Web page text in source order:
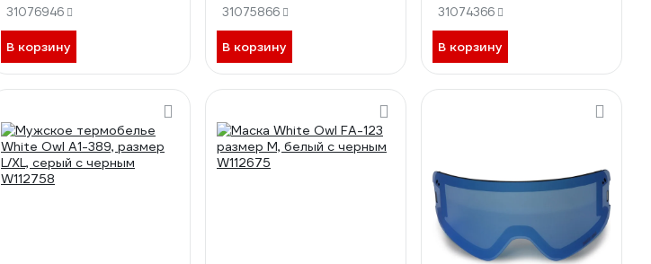
желтый W113035
31076946
В корзину
31075866
В корзину
31074366
В корзину